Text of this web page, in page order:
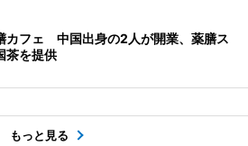
カフェ 中国出身の2人が開業、薬膳ス
茶を提供
もっと見る